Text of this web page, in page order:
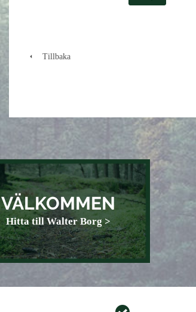
Tillbaka
VÄLKOMMEN
Hitta till Walter Borg >